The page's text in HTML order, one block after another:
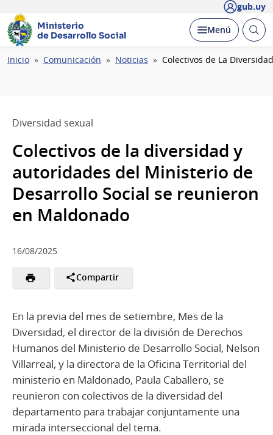
gub.uy
Ministerio
de Desarrollo Social
Desplegar
Menú Abrir
Ruta
Inicio Comunicación Noticias Colectivos de La
Diversidad sexual
Colectivos de la diversidad y
autoridades del Ministerio de
Desarrollo Social se reunieron
en Maldonado
16/08/2025
Compartir
En la previa del mes de setiembre, Mes de la
Diversidad, el director de la división de Derechos
Humanos del Ministerio de Desarrollo Social, Nelson
Villarreal, y la directora de la Oficina Territorial del
ministerio en Maldonado, Paula Caballero, se
reunieron con colectivos de la diversidad del
departamento para trabajar conjuntamente una
mirada interseccional del tema.